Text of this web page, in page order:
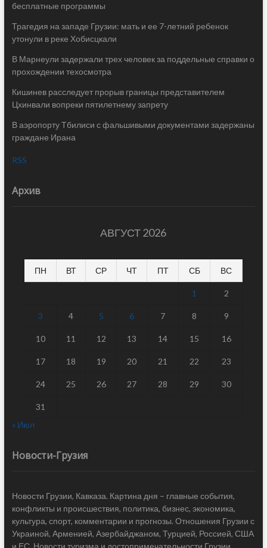
бесплатные программы
Трагедия на западе Грузии: мать и ее 7-летний ребенок
утонули в реке Хобисцкали
В Марнеули задержали трех человек за поддельные справки о
прохождении техосмотра
Кишинев расследует прорыв границы представителем
Цхинвали вопреки пятилетнему запрету
В аэропорту Тбилиси с фальшивыми документами задержаны
граждане Ирана
RSS
Архив
АВГУСТ 2026
ПН ВТ СР ЧТ ПТ СБ ВС
1 2
3 4 5 6 7 8 9
10 11 12 13 14 15 16
17 18 19 20 21 22 23
24 25 26 27 28 29 30
31
« Июл
Новости-Грузия
Новости Грузии, Кавказа. Картина дня – главные события,
конфликты и происшествия, политика, бизнес, экономика,
культура, спорт, комментарии и прогнозы. Отношения Грузии с
Украиной, Арменией, Азербайджаном, Турцией, Россией, США